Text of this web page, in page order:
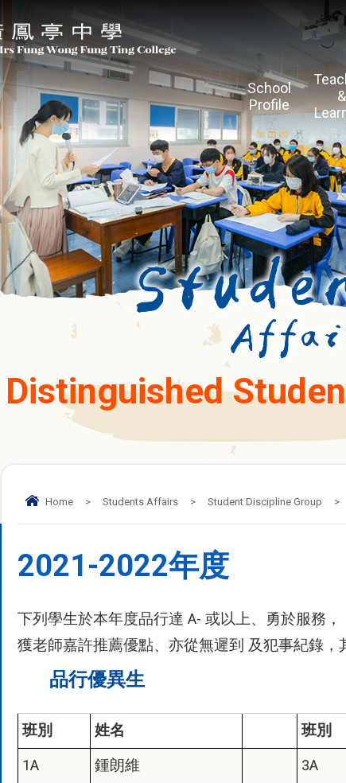
School
Profile
&
Distinguished
Home > Students Affairs > Student Discipline Group >
2021-2022年度
下列學生於本年度品行達 A- 或以上、勇於服務，
獲老師嘉許推薦優點、亦從無遲到 及犯事紀錄，
品行優異生
班別 姓名 班別
1A
鍾朗維 3A